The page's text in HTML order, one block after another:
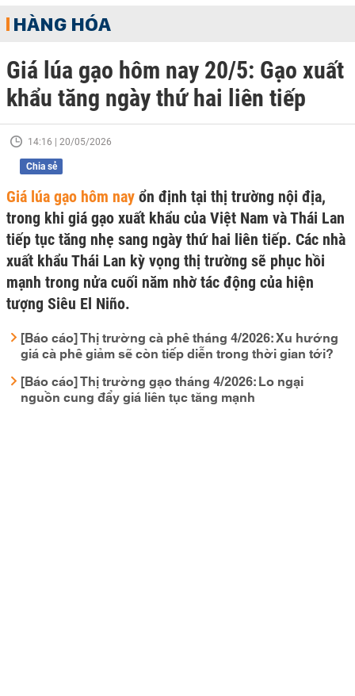
HÀNG HÓA
Giá lúa gạo hôm nay 20/5: Gạo xuất
khẩu tăng ngày thứ hai liên tiếp
14:16 | 20/05/2026
Chia sẻ
Giá lúa gạo hôm nay ổn định tại thị trường nội địa,
trong khi giá gạo xuất khẩu của Việt Nam và Thái Lan
tiếp tục tăng nhẹ sang ngày thứ hai liên tiếp. Các nhà
xuất khẩu Thái Lan kỳ vọng thị trường sẽ phục hồi
mạnh trong nửa cuối năm nhờ tác động của hiện
tượng Siêu El Niño.
[Báo cáo] Thị trường cà phê tháng 4/2026: Xu hướng
giá cà phê giảm sẽ còn tiếp diễn trong thời gian tới?
[Báo cáo] Thị trường gạo tháng 4/2026: Lo ngại
nguồn cung đẩy giá liên tục tăng mạnh